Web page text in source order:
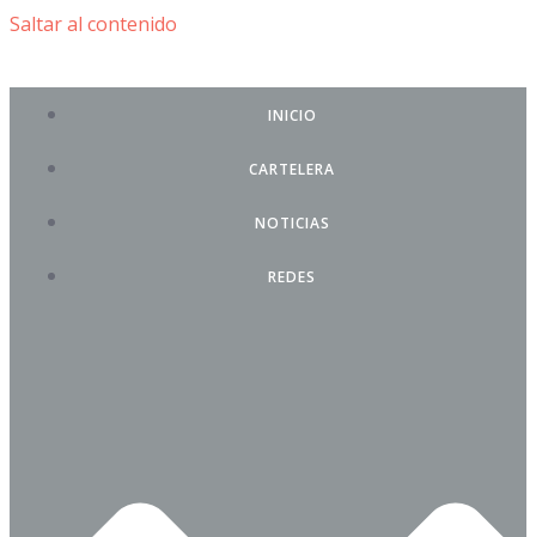
Saltar al contenido
INICIO
CARTELERA
NOTICIAS
REDES